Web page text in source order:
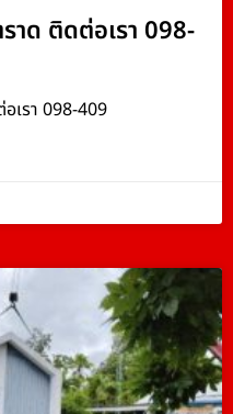
าด ติดต่อเรา 098-
เรา 098-409